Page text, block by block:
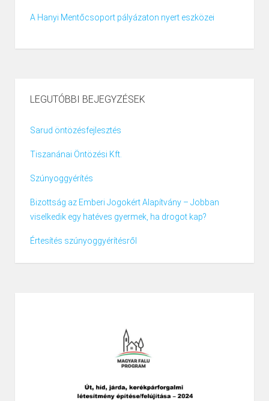
A Hanyi Mentőcsoport pályázaton nyert eszközei
LEGUTÓBBI BEJEGYZÉSEK
Sarud öntözésfejlesztés
Tiszanánai Öntözési Kft.
Szúnyoggyérítés
Bizottság az Emberi Jogokért Alapítvány – Jobban
viselkedik egy hatéves gyermek, ha drogot kap?
Értesítés szúnyoggyérítésről